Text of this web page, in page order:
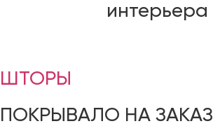
интерьера
ШТОРЫ
ПОКРЫВАЛО НА ЗАКАЗ